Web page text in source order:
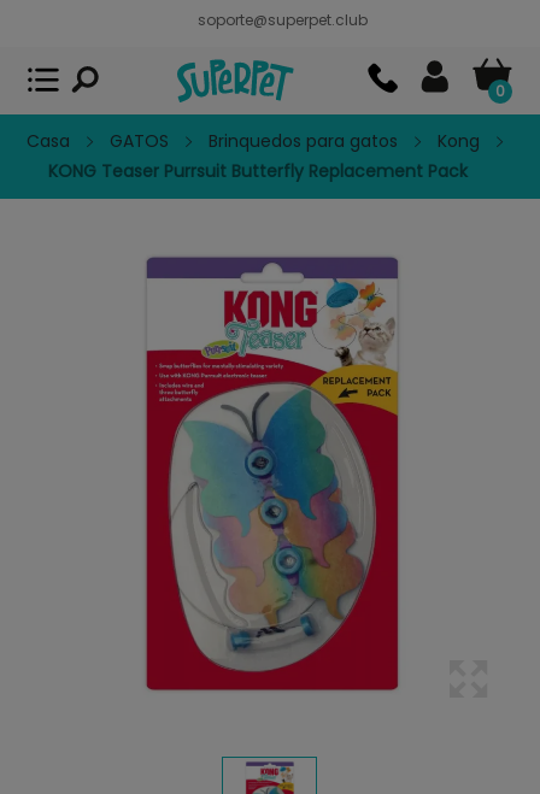
soporte@superpet.club
0
Casa GATOS Brinquedos para gatos
Kong
KONG Teaser Purrsuit Butterfly Replacement Pack
Superpet, comida para mascotas
APP GRATIS - En Google Play